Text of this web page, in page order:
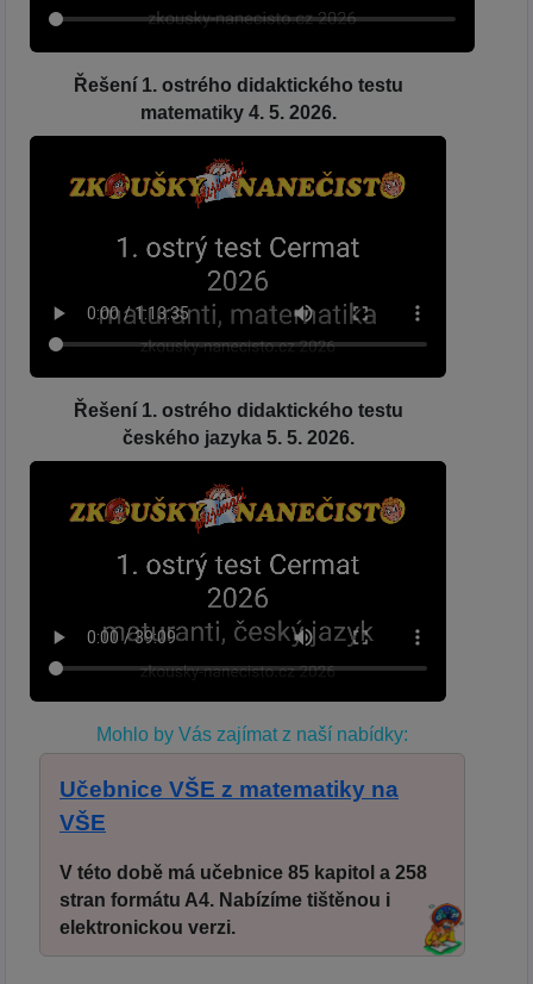
Řešení 1. ostrého didaktického testu
matematiky 4. 5. 2026.
Řešení 1. ostrého didaktického testu
českého jazyka 5. 5. 2026.
Mohlo by Vás zajímat z naší nabídky:
Učebnice VŠE z matematiky na
VŠE
V této době má učebnice 85 kapitol a 258
stran formátu A4. Nabízíme tištěnou i
elektronickou verzi.